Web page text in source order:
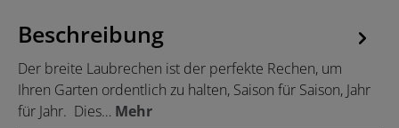
Beschreibung
Der breite Laubrechen ist der perfekte Rechen, um
Ihren Garten ordentlich zu halten, Saison für Saison, Jahr
für Jahr. Dies… Mehr